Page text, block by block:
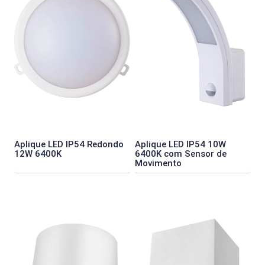
Aplique LED IP54 Redondo
12W 6400K
Aplique LED IP54 10W
6400K com Sensor de
Movimento